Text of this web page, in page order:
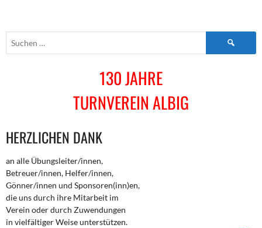
Suchen
130 JAHRE
TURNVEREIN ALBIG
HERZLICHEN DANK
an alle Übungsleiter/innen,
Betreuer/innen, Helfer/innen,
Gönner/innen und Sponsoren(inn)en,
die uns durch ihre Mitarbeit im
Verein oder durch Zuwendungen
in vielfältiger Weise unterstützen.